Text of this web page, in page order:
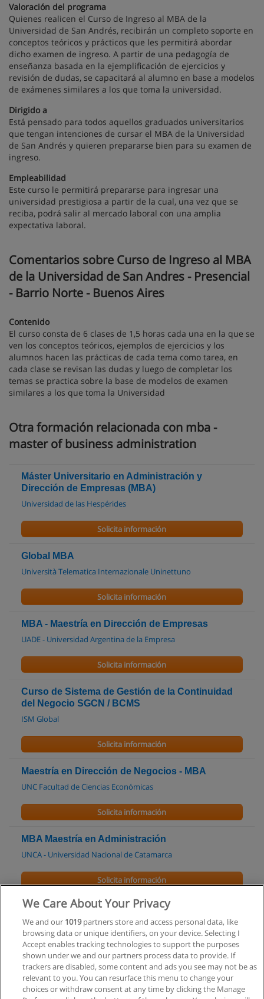
Valoración del programa
Quienes realicen el Curso de Ingreso al MBA de la
Universidad de San Andrés, recibirán un completo soporte en
conceptos teóricos y prácticos que les permitirá abordar
dicho examen de ingreso. A partir de una pedagogía de
enseñanza basada en la ejemplificación de ejercicios y
revisión de dudas, se capacitará al alumno en base a modelos
de exámenes similares a los que toma la universidad.
Dirigido a
Está pensado para todos aquellos graduados universitarios
que tengan intenciones de cursar el MBA de la Universidad
de San Andrés y quieren prepararse bien para su examen de
ingreso.
Empleabilidad
Este curso le permitirá prepararse para ingresar una
universidad prestigiosa a partir de la cual, una vez que se
reciba, podrá salir al mercado laboral con una amplia
expectativa laboral.
Comentarios sobre Curso de Ingreso al MBA
de la Universidad de San Andres - Presencial
- Barrio Norte - Buenos Aires
Contenido
El curso consta de 6 clases de 1,5 horas cada una en la que se
ven los conceptos teóricos, ejemplos de ejercicios y los
alumnos hacen las prácticas de cada tema como tarea, en
cada clase se revisan las dudas y luego de completar los
temas se practica sobre la base de modelos de examen
similares a los que toma la Universidad
Otra formación relacionada con mba -
master of business administration
Máster Universitario en Administración y
Dirección de Empresas (MBA)
Universidad de las Hespérides
Solicita información
Global MBA
Università Telematica Internazionale Uninettuno
Solicita información
MBA - Maestría en Dirección de Empresas
UADE - Universidad Argentina de la Empresa
Solicita información
Curso de Sistema de Gestión de la Continuidad
del Negocio SGCN / BCMS
ISM Global
Solicita información
Maestría en Dirección de Negocios - MBA
UNC Facultad de Ciencias Económicas
Solicita información
MBA Maestría en Administración
UNCA - Universidad Nacional de Catamarca
Solicita información
Maestría en Economía y Administración
Estratégica de Negocios
UCCuyo - Universidad Católica de Cuyo
Solicita información
We Care About Your Privacy
We and our 1019partners store and access personal data, like
browsing data or unique identifiers, on your device. Selecting I
Accept enables tracking technologies to support the purposes
shown under we and our partners process data to provide. If
trackers are disabled, some content and ads you see may not be as
relevant to you. You can resurface this menu to change your
choices or withdraw consent at any time by clicking the Manage